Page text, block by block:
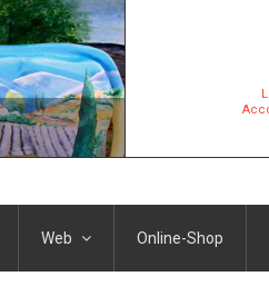
Web Online-Shop